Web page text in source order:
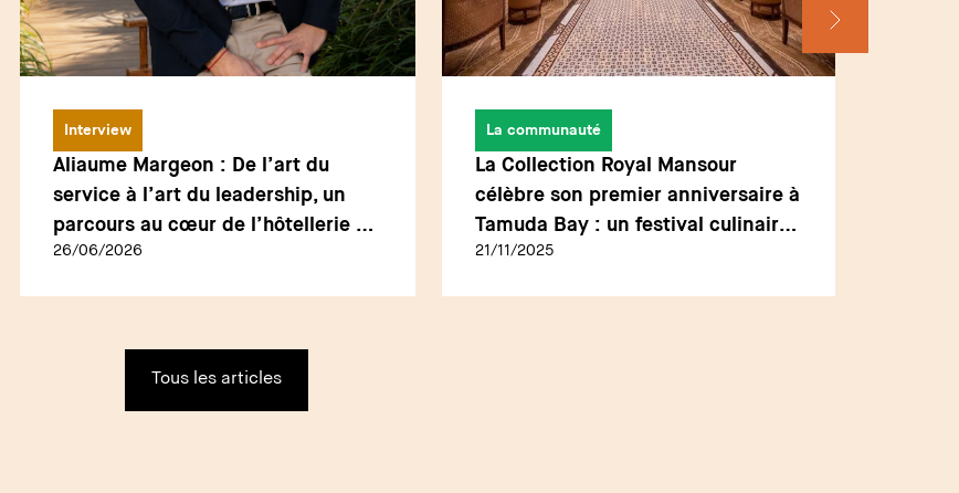
Interview
Aliaume Margeon : De l’art du
service à l’art du leadership, un
parcours au cœur de l’hôtellerie de
luxe contemporaine
26/06/2026
La communauté
La Collection Royal Mansour
célèbre son premier anniversaire à
Tamuda Bay : un festival culinaire
signé par l'excellence
21/11/2025
Tous les articles